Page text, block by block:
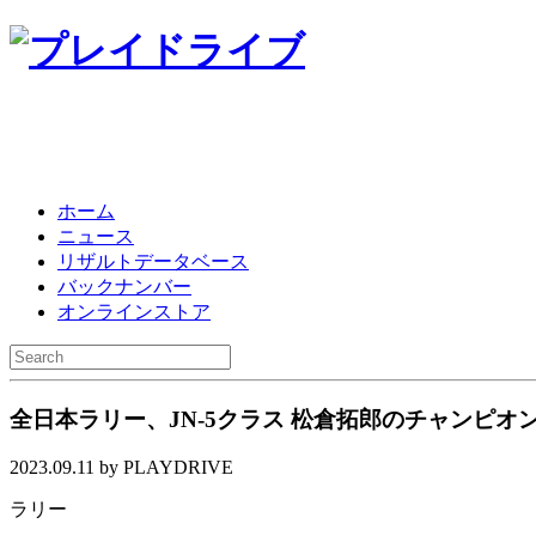
ホーム
ニュース
リザルトデータベース
バックナンバー
オンラインストア
全日本ラリー、JN-5クラス 松倉拓郎のチャンピオ
2023.09.11 by PLAYDRIVE
ラリー